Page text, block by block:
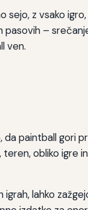
sejo, z vsako
–
ven.
paintball gori
obliko igre
lahko